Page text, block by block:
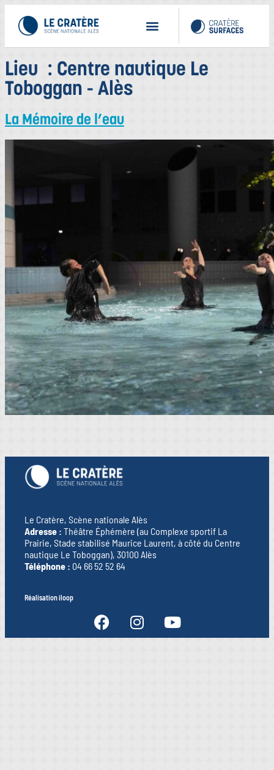
Lieu : Centre nautique Le
Toboggan - Alès
La Mémoire de l’eau
Le Cratère, Scène nationale Alès
Adresse : Théâtre Éphémère (au Complexe sportif La
Prairie, Stade stabilisé Maurice Laurent, à côté du Centre
nautique Le Toboggan), 30100 Alès
Téléphone : 04 66 52 52 64
Réalisation iloop